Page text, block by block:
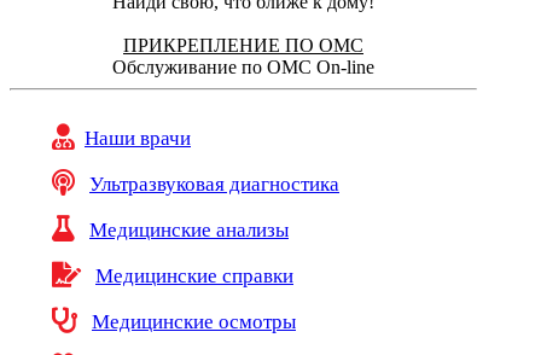
ПРИКРЕПЛЕНИЕ ПО ОМС
Обслуживание по ОМС On-line
Наши врачи
Ультразвуковая диагностика
Медицинские анализы
Медицинские справки
Медицинские осмотры